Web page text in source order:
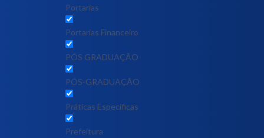
Portarias
Portarias Financeiro
PÓS GRADUAÇÃO
PÓS-GRADUAÇÃO
Práticas Específicas
Prefeitura